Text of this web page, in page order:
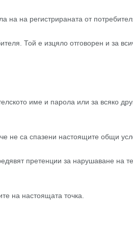
на регистрираната от
Той е изцяло отговорен и за
име и парола или за всяко
не са спазени настоящите общи
претенции за нарушаване на
на настоящата точка.